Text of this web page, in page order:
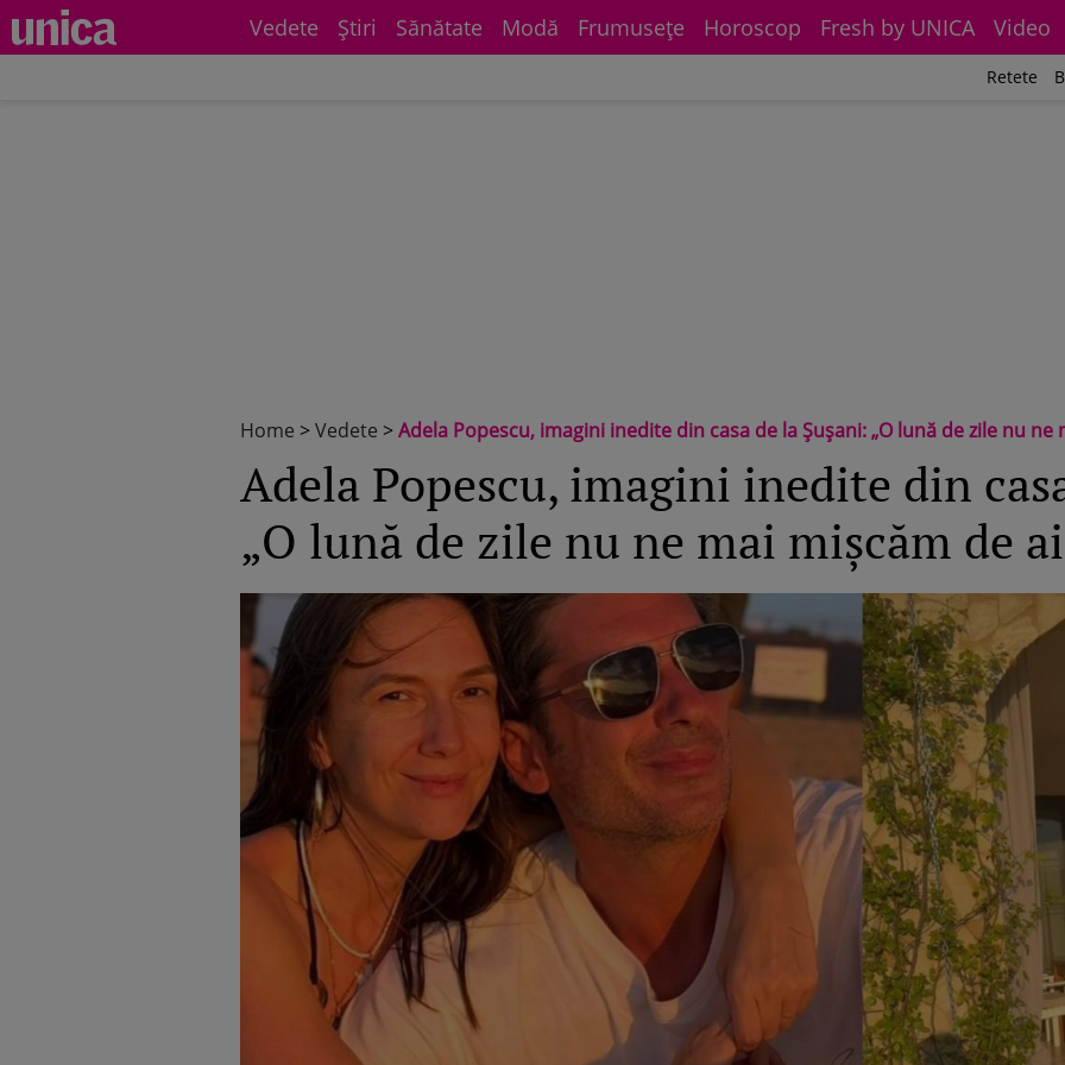
Vedete Știri Sănătate Modă Frumuseţe Horoscop Fresh by UNICA Video
Retete
Home >Vedete >Adela Popescu, imagini inedite din casa de la Șușani: „O lună de zile nu ne
Adela Popescu, imagini inedite din
„O lună de zile nu ne mai mișcăm de